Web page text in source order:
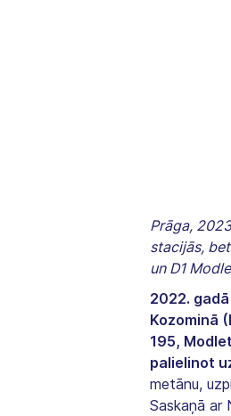
Prāga,
stacijās,
un D1
2022.
Kozominā
195,
palielinot
metānu,
Saskaņā ar